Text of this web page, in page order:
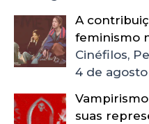
A
feminismo
Cinéfilos,
4 de
suas